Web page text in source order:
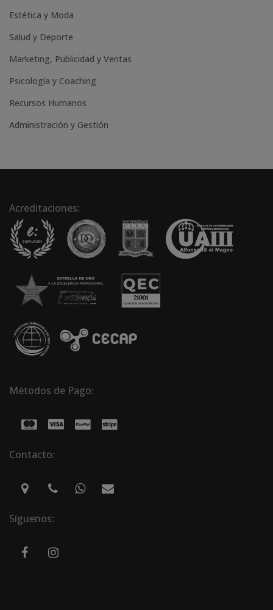
Estética y Moda
Salud y Deporte
Marketing, Publicidad y Ventas
Psicología y Coaching
Recursos Humanos
Administración y Gestión
Acreditaciones:
Métodos de Pago:
Contacto:
Síguenos: